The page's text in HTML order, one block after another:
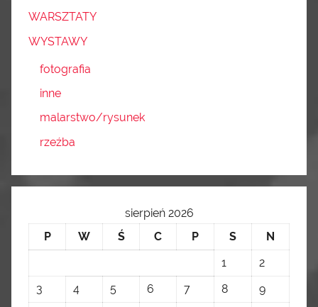
WARSZTATY
WYSTAWY
fotografia
inne
malarstwo/rysunek
rzeźba
sierpień 2026
P
W Ś C P S
N
1
2
3
4 5 6 7 8
9